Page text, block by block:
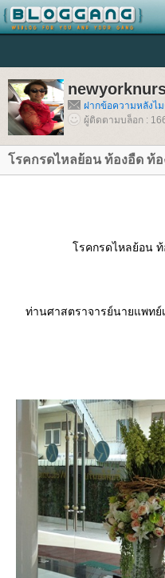
ฝากข้อความหลังไ
ผู้ติดตามบล็อก :
รคกรดไหลย้อน ท้องอืด ท้อ
รคกรดไหลย้อน ท้
ท่านศาสตราจารย์นายแพท